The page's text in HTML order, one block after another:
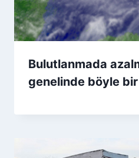
Bulutlanmada
genelinde böyle